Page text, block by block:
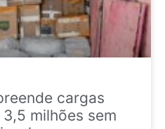
cargas
milhões sem